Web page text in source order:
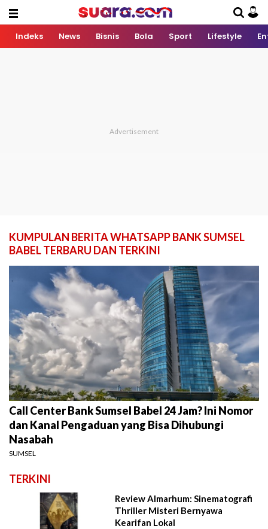
Indeks News Bisnis Bola Sport Lifestyle
KUMPULAN BERITA WHATSAPP BANK SUMSEL
BABEL TERBARU DAN TERKINI
Call Center Bank Sumsel Babel 24 Jam? Ini Nomor
dan Kanal Pengaduan yang Bisa Dihubungi
Nasabah
SUMSEL
TERKINI
Review Almarhum: Sinematografi
Thriller Misteri Bernyawa
Kearifan Lokal